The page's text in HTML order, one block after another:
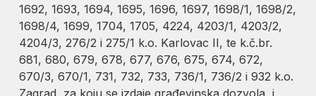
1692, 1693, 1694, 1695, 1696, 1697, 1698/1, 1698/2,
1698/4, 1699, 1704, 1705, 4224, 4203/1, 4203/2,
4204/3, 276/2 i 275/1 k.o. Karlovac II, te k.č.br.
681, 680, 679, 678, 677, 676, 675, 674, 672,
670/3, 670/1, 731, 732, 733, 736/1, 736/2 i 932 k.o.
Zagrad, za koju se izdaje građevinska dozvola, i